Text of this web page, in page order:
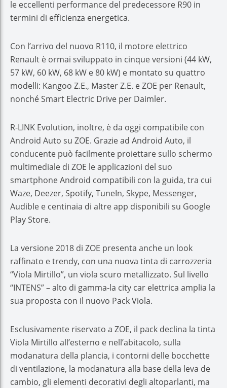
le eccellenti performance del predecessore R90 in
termini di efficienza energetica.
Con l’arrivo del nuovo R110, il motore elettrico
Renault è ormai sviluppato in cinque versioni (44 kW,
57 kW, 60 kW, 68 kW e 80 kW) e montato su quattro
modelli: Kangoo Z.E., Master Z.E. e ZOE per Renault,
nonché Smart Electric Drive per Daimler.
R-LINK Evolution, inoltre, è da oggi compatibile con
Android Auto su ZOE. Grazie ad Android Auto, il
conducente può facilmente proiettare sullo schermo
multimediale di ZOE le applicazioni del suo
smartphone Android compatibili con la guida, tra cui
Waze, Deezer, Spotify, TuneIn, Skype, Messenger,
Audible e centinaia di altre app disponibili su Google
Play Store.
La versione 2018 di ZOE presenta anche un look
raffinato e trendy, con una nuova tinta di carrozzeria
“Viola Mirtillo”, un viola scuro metallizzato. Sul livello
“INTENS” – alto di gamma-la city car elettrica amplia la
sua proposta con il nuovo Pack Viola.
Esclusivamente riservato a ZOE, il pack declina la tinta
Viola Mirtillo all’esterno e nell’abitacolo, sulla
modanatura della plancia, i contorni delle bocchette
di ventilazione, la modanatura alla base della leva de
cambio, gli elementi decorativi degli altoparlanti, ma